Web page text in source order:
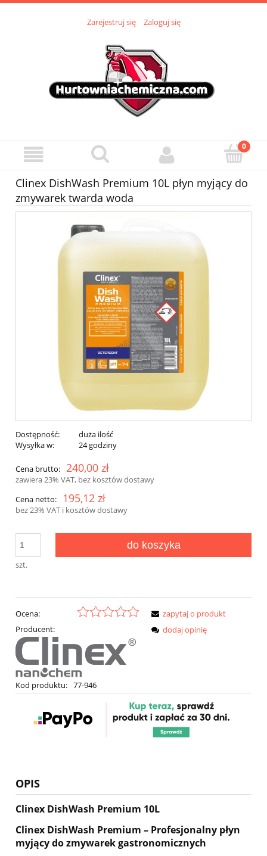
Zarejestruj się Zaloguj się
Clinex DishWash Premium 10L płyn myjący do
zmywarek twarda woda
Dostępność:
duża ilość
Wysyłka w:
24 godziny
Cena brutto: 240,00 zł
zawiera 23% VAT, bez kosztów dostawy
Cena netto:
195,12 zł
bez 23% VAT i kosztów dostawy
szt.
do koszyka
Ocena:
Producent:
Kod produktu: 77-946
zapytaj o produkt
dodaj opinię
OPIS
Clinex DishWash Premium 10L
Clinex DishWash Premium – Profesjonalny płyn
myjący do zmywarek gastronomicznych